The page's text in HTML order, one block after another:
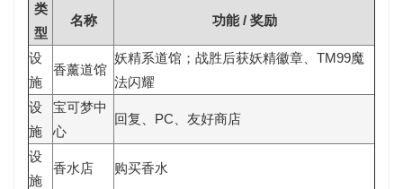
类
型
名称 功能 / 奖励
设
施
香薰道馆
妖精系道馆；战胜后获妖精徽章 、TM99魔
法闪耀
设
施
宝可梦中
心
回复、PC、友好商店
设
施
香水店 购买香水